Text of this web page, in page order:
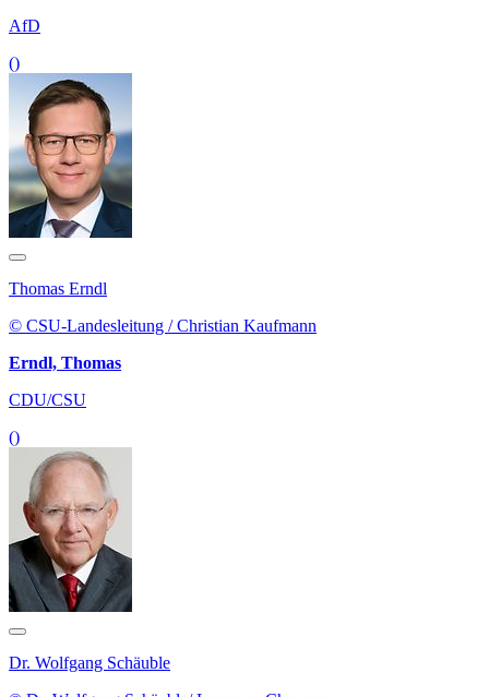
AfD
()
Thomas Erndl
© CSU-Landesleitung / Christian Kaufmann
Erndl, Thomas
CDU/CSU
()
Dr. Wolfgang Schäuble